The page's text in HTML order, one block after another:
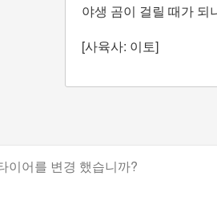
야생 곰이 걸릴 때가 되
[사육사: 이토]
이어를 변경 했습니까?